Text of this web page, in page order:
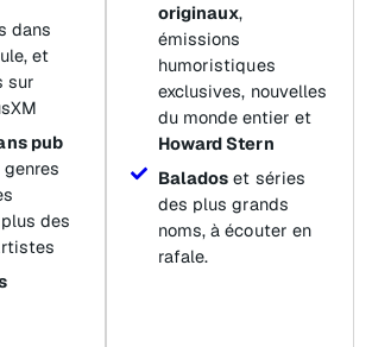
dans
et
sur
pub
des
originaux,
émissions
humoristiques
exclusives, nouvelles
du monde entier et
Howard Stern
Balados et séries
des plus grands
noms, à écouter en
rafale.